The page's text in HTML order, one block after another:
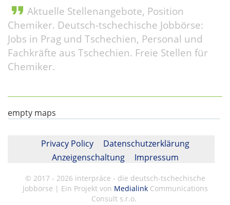
format_quote Aktuelle Stellenangebote, Position
Chemiker. Deutsch-tschechische Jobbörse:
Jobs in Prag und Tschechien, Personal und
Fachkräfte aus Tschechien. Freie Stellen für
Chemiker.
empty maps
Privacy Policy
Datenschutzerklärung
Anzeigenschaltung
Impressum
© 2017 - 2026 interpráce - die deutsch-tschechische
Jobbörse | Ein Projekt von MedialinkCommunications
Consult s.r.o.